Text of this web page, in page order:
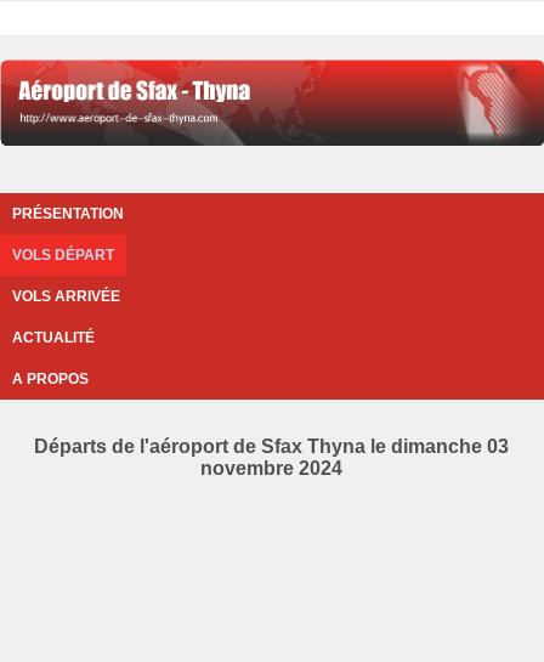
PRÉSENTATION
VOLS DÉPART
VOLS ARRIVÉE
ACTUALITÉ
A PROPOS
Départs de l'aéroport de Sfax Thyna le dimanche 03
novembre 2024